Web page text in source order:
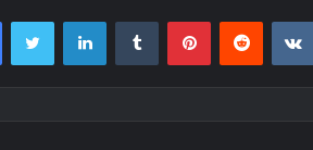
FacebookTwitter LinkedInTumblr PinterestReddit